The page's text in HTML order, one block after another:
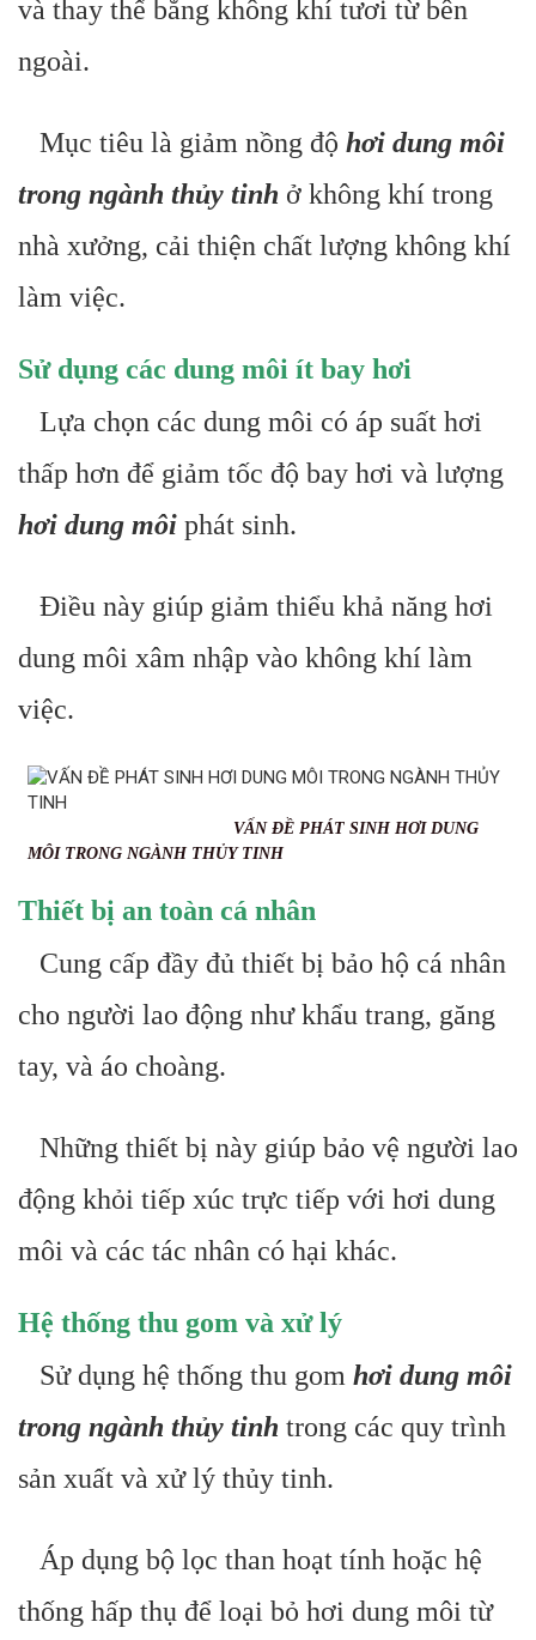
và thay thế bằng không khí tươi từ bên
ngoài.
Mục tiêu là giảm nồng độ hơi dung môi
trong ngành thủy tinh ở không khí trong
nhà xưởng, cải thiện chất lượng không khí
làm việc.
Sử dụng các dung môi ít bay hơi
Lựa chọn các dung môi có áp suất hơi
thấp hơn để giảm tốc độ bay hơi và lượng
hơi dung môi phát sinh.
Điều này giúp giảm thiểu khả năng hơi
dung môi xâm nhập vào không khí làm
việc.
VẤN ĐỀ PHÁT SINH HƠI DUNG
MÔI TRONG NGÀNH THỦY TINH
Thiết bị an toàn cá nhân
Cung cấp đầy đủ thiết bị bảo hộ cá nhân
cho người lao động như khẩu trang, găng
tay, và áo choàng.
Những thiết bị này giúp bảo vệ người lao
động khỏi tiếp xúc trực tiếp với hơi dung
môi và các tác nhân có hại khác.
Hệ thống thu gom và xử lý
Sử dụng hệ thống thu gom hơi dung môi
trong ngành thủy tinh trong các quy trình
sản xuất và xử lý thủy tinh.
Áp dụng bộ lọc than hoạt tính hoặc hệ
thống hấp thụ để loại bỏ hơi dung môi từ